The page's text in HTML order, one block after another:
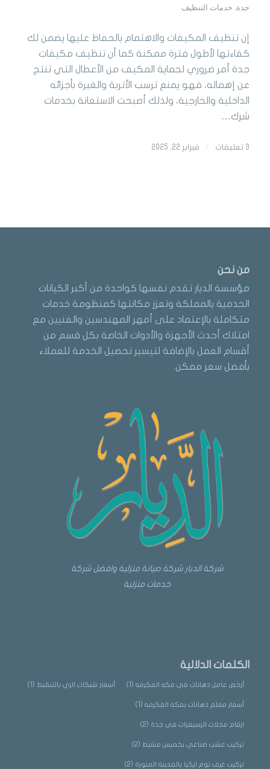
جدة, خدمات التنظيف
إن تنظيف المكيفات والاهتمام بالحفاظ عليها يضمن لك
كفاءتها لأطول فترة ممكنة كما أن تنظيف مكيفات
جدة أمر ضروري لحماية المكيف من الأعطال التي تنتج
عن إهماله، فهو يمنع ترسب الأتربة والغبرة بأجزائه
الداخلية والخارجية، ولذلك أصبحت الاستعانة بخدمات
شرك…
3 تعليقات / فبراير 22, 2025
من نحن
مؤسسة الديار تقدم نفسها كواحدة من أكبر الكيانات
الخدمية بالمملكة وتعزز مكانتها كمنظومة خدمات
متكاملة بالإعتماد على أمهر المهندسين والفنيين مع
امتلاك أحدث الأجهزة والأدوات الخاصة بكل قسم من
أقسام العمل بالإضافة لتيسير تحصيل الخدمة للعملاء
بأفضل سعر ممكن.
شركة الديار شركة صيانة منزلية وافضل شركة
خدمات منزلية
الكلمات الدلالية
أرخص عامل دهانات في مكه المكرمه(1) أسعار شبكات الري بالتنقيط (1)
أسعار معلم دهانات بمكه المكرمه(1)
ارقام محلات الرسيفرات في جدة (2)
تركيب عشب صناعي بخميس مشيط (2)
تركيب غرف نوم ايكيا بالمدينة المنورة (2)